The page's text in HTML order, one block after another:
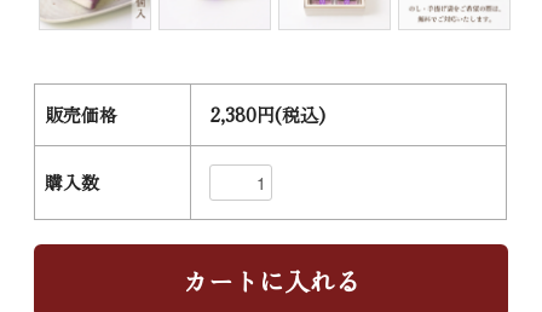
販売価格 2,380円(税込)
購入数